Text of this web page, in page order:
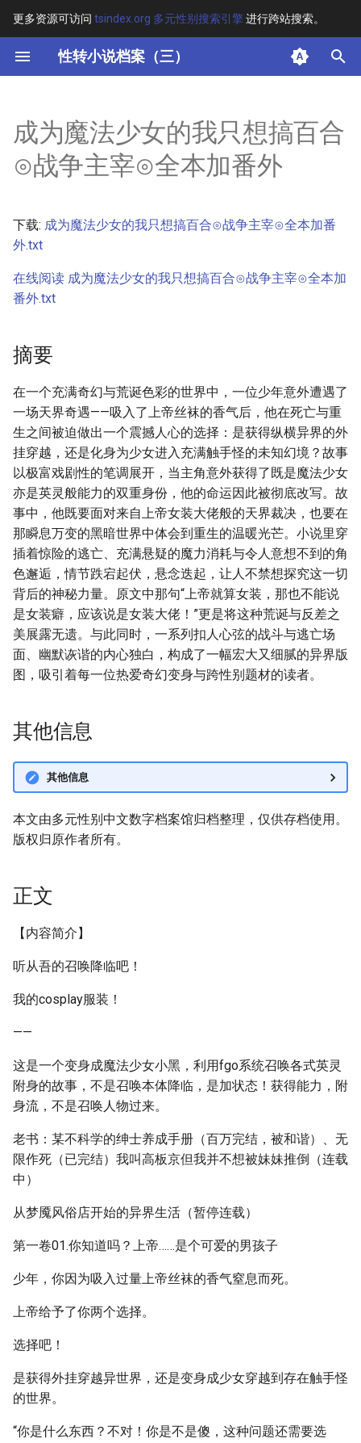
更多资源可访问 tsindex.org 多元性别搜索引擎进行跨站搜索。
性转小说档案（三）
键
开
始
索
其他信息
成为魔法少女的我只想搞百合
⊙战争主宰⊙全本加番外
下载: 成为魔法少女的我只想搞百合⊙战争主宰⊙全本加番
外.txt
在线阅读 成为魔法少女的我只想搞百合⊙战争主宰⊙全本加
番外.txt
摘要
在一个充满奇幻与荒诞色彩的世界中，一位少年意外遭遇了
一场天界奇遇——吸入了上帝丝袜的香气后，他在死亡与重
生之间被迫做出一个震撼人心的选择：是获得纵横异界的外
挂穿越，还是化身为少女进入充满触手怪的未知幻境？故事
以极富戏剧性的笔调展开，当主角意外获得了既是魔法少女
亦是英灵般能力的双重身份，他的命运因此被彻底改写。故
事中，他既要面对来自上帝女装大佬般的天界裁决，也要在
那瞬息万变的黑暗世界中体会到重生的温暖光芒。小说里穿
插着惊险的逃亡、充满悬疑的魔力消耗与令人意想不到的角
色邂逅，情节跌宕起伏，悬念迭起，让人不禁想探究这一切
背后的神秘力量。原文中那句“上帝就算女装，那也不能说
是女装癖，应该说是女装大佬！”更是将这种荒诞与反差之
美展露无遗。与此同时，一系列扣人心弦的战斗与逃亡场
面、幽默诙谐的内心独白，构成了一幅宏大又细腻的异界版
图，吸引着每一位热爱奇幻变身与跨性别题材的读者。
其他信息
其他信息
本文由多元性别中文数字档案馆归档整理，仅供存档使用。
版权归原作者所有。
正文
【内容简介】
听从吾的召唤降临吧！
我的cosplay服装！
——
这是一个变身成魔法少女小黑，利用fgo系统召唤各式英灵
附身的故事，不是召唤本体降临，是加状态！获得能力，附
身流，不是召唤人物过来。
老书：某不科学的绅士养成手册（百万完结，被和谐）、无
限作死（已完结）我叫高板京但我并不想被妹妹推倒（连载
中）
从梦魇风俗店开始的异界生活（暂停连载）
第一卷01.你知道吗？上帝……是个可爱的男孩子
少年，你因为吸入过量上帝丝袜的香气窒息而死。
上帝给予了你两个选择。
选择吧！
是获得外挂穿越异世界，还是变身成少女穿越到存在触手怪
的世界。
“你是什么东西？不对！你是不是傻，这种问题还需要选